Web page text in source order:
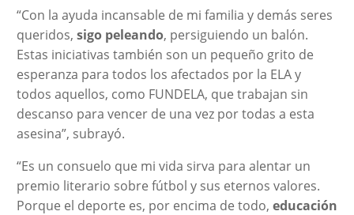
“Con la ayuda incansable de mi familia y demás seres
queridos, sigo peleando, persiguiendo un balón.
Estas iniciativas también son un pequeño grito de
esperanza para todos los afectados por la ELA y
todos aquellos, como FUNDELA, que trabajan sin
descanso para vencer de una vez por todas a esta
asesina”, subrayó.
“Es un consuelo que mi vida sirva para alentar un
premio literario sobre fútbol y sus eternos valores.
Porque el deporte es, por encima de todo, educación